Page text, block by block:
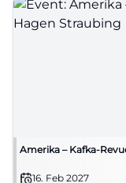
Amerika – Kafka-
16. Feb 2027